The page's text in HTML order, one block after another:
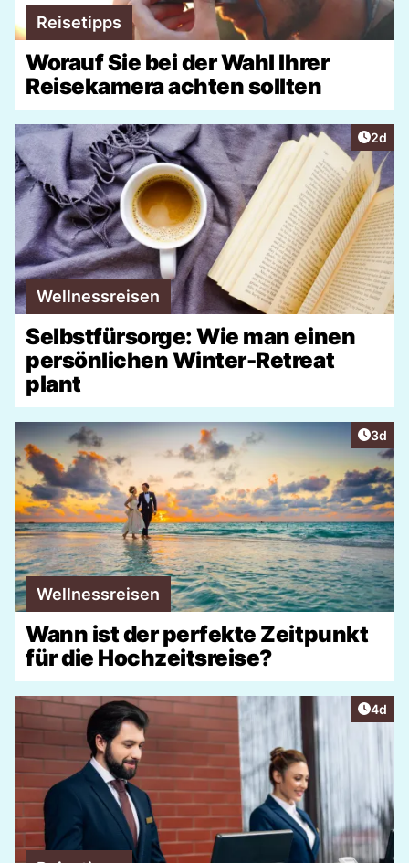
Reisetipps
Worauf Sie bei der Wahl Ihrer
Reisekamera achten sollten
2d
Wellnessreisen
Selbstfürsorge: Wie man einen
persönlichen Winter-Retreat
plant
3d
Wellnessreisen
Wann ist der perfekte Zeitpunkt
für die Hochzeitsreise?
4d